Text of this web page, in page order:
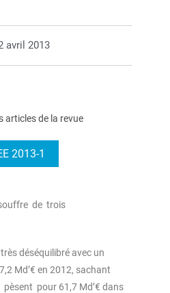
avril 2013
articles de la revue
2013-1
de trois
déséquilibré avec un
Md’€ en 2012, sachant
pour 61,7 Md’€ dans